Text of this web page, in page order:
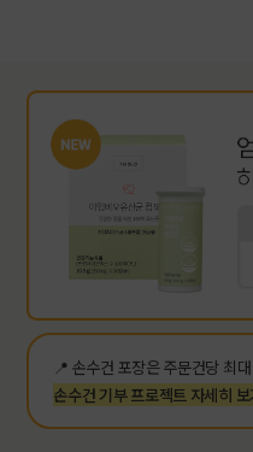
📍 손수건 포장은 주문건당 최
손수건 기부 프로젝트 자세히 보